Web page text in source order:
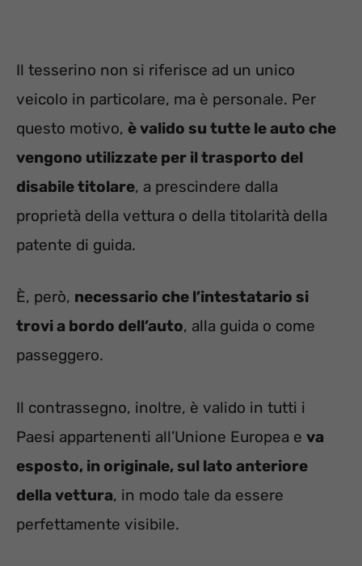
Il tesserino non si riferisce ad un unico
veicolo in particolare, ma è personale. Per
questo motivo, è valido su tutte le auto che
vengono utilizzate per il trasporto del
disabile titolare, a prescindere dalla
proprietà della vettura o della titolarità della
patente di guida.
È, però, necessario che l’intestatario si
trovi a bordo dell’auto, alla guida o come
passeggero.
Il contrassegno, inoltre, è valido in tutti i
Paesi appartenenti all’Unione Europea e va
esposto, in originale, sul lato anteriore
della vettura, in modo tale da essere
perfettamente visibile.